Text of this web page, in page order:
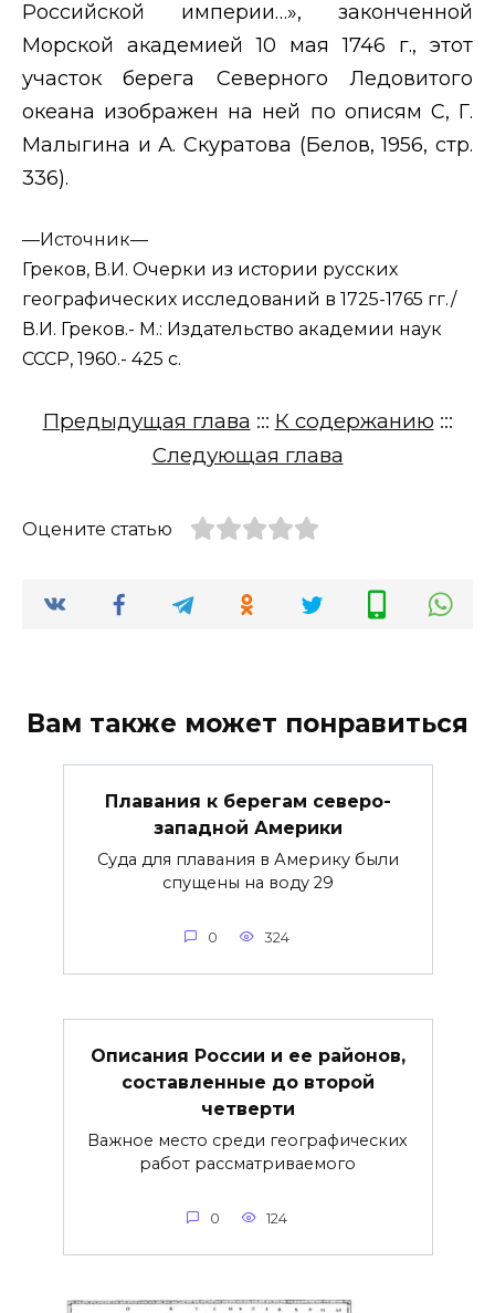
Российской империи…», законченной
Морской академией 10 мая 1746 г., этот
участок берега Северного Ледовитого
океана изображен на ней по описям С, Г.
Малыгина и А. Скуратова (Белов, 1956, стр.
336).
—Источник—
Греков, В.И. Очерки из истории русских
географических исследований в 1725-1765 гг./
В.И. Греков.- М.: Издательство академии наук
СССР, 1960.- 425 с.
Предыдущая глава ::: К содержанию :::
Следующая глава
Оцените статью
Вам также может понравиться
Плавания к берегам северо-
западной Америки
Суда для плавания в Америку были
спущены на воду 29
0 324
Описания России и ее районов,
составленные до второй
четверти
Важное место среди географических
работ рассматриваемого
0 124